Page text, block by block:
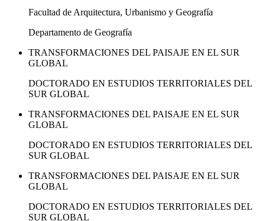
Facultad de Arquitectura, Urbanismo y Geografía
Departamento de Geografía
TRANSFORMACIONES DEL PAISAJE EN EL SUR
GLOBAL
DOCTORADO EN ESTUDIOS TERRITORIALES DEL
SUR GLOBAL
TRANSFORMACIONES DEL PAISAJE EN EL SUR
GLOBAL
DOCTORADO EN ESTUDIOS TERRITORIALES DEL
SUR GLOBAL
TRANSFORMACIONES DEL PAISAJE EN EL SUR
GLOBAL
DOCTORADO EN ESTUDIOS TERRITORIALES DEL
SUR GLOBAL